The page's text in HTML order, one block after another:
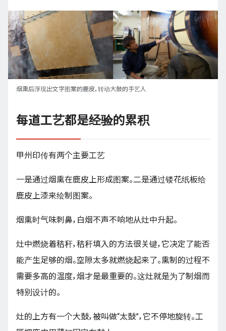
烟熏后浮现出文字图案的鹿皮，转动大鼓的手艺人
每道工艺都是经验的累积
甲州印传有两个主要工艺
一是通过烟熏在鹿皮上形成图案。二是通过镂花纸板给
鹿皮上漆来绘制图案。
烟熏时气味刺鼻，白烟不声不响地从灶中升起。
灶中燃烧着秸秆，秸秆填入的方法很关键，它决定了能否
能产生足够的烟。空隙太多就燃烧起来了。熏制的过程不
需要多高的温度，烟才是最重要的。这灶就是为了制烟而
特别设计的。
灶的上方有一个大鼓，被叫做“太鼓”，它不停地旋转。工